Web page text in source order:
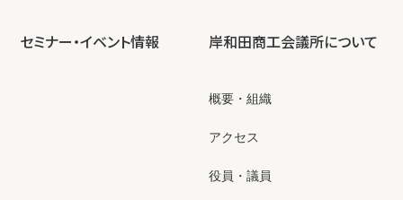
セミナー・イベント情報 岸和田商工会議所について
概要・組織
アクセス
役員・議員